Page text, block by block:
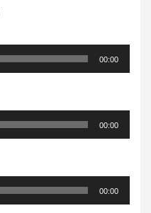
00:00
00:00
00:00